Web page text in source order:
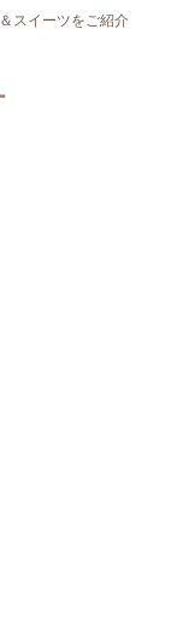
スイーツをご紹介